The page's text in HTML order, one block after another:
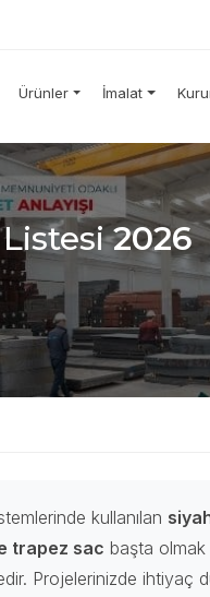
Ürünler İmalat
Listesi2026
kullanılan
trapez sac başta
Projelerinizde ihtiyaç